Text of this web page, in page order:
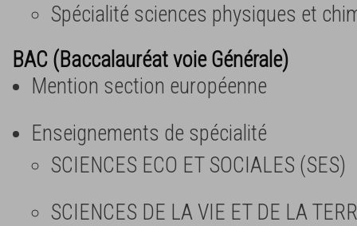
Spécialité sciences physiques et
BAC (Baccalauréat voie Générale)
Mention section européenne
Enseignements de spécialité
SCIENCES ECO ET SOCIALES (SES)
SCIENCES DE LA VIE ET DE LA